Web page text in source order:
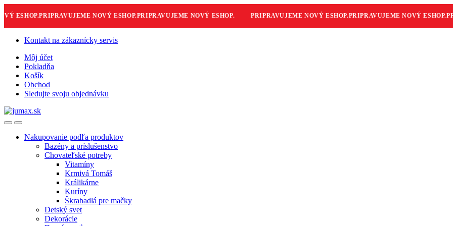
ESHOP.PRIPRAVUJEME NOVÝ ESHOP.PRIPRAVUJEME NOVÝ ESHOP. PRIPRAVUJEME NOVÝ ESHOP.PRIPRAVUJEME NOVÝ ESHOP.
Skip
navigation
Skip
content
Kontakt na zákaznícky servis
Môj účet
Pokladňa
Košík
Obchod
Sledujte svoju objednávku
Nakupovanie podľa produktov
Bazény a príslušenstvo
Chovateľské potreby
Vitamíny
Krmivá Tomáš
Králikárne
Kuríny
Škrabadlá pre mačky
Detský svet
Dekorácie